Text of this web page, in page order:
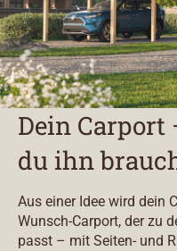
Dein Carport
du ihn
Aus einer Idee wird dein
Wunsch-Carport, der zu
passt – mit Seiten- und